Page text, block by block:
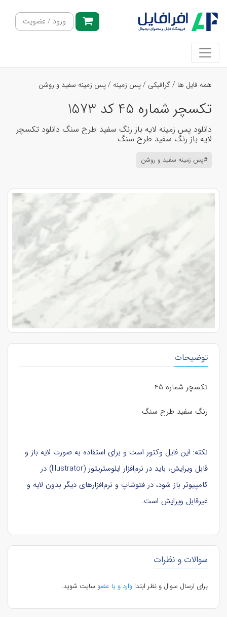
ورود / عضویت
همه فایل ها /گرافیکی /پس زمینه /پس زمینه سفید و روشن
تکسچر شماره 45 کد 1573
دانلود پس زمینه لایه باز رنگ سفید طرح سنگ دانلود تکسچر
لایه باز رنگ سفید طرح سنگ
#پس زمینه سفید و روشن
توضیحات
تکسچر شماره 45
رنگ سفید طرح سنگ
نکته: این فایل وکتور است و برای استفاده به صورت لایه باز و
قابل ویرایش، باید در نرم‌افزار ایلوستریتور (Illustrator) در
کامپیوتر باز شود، در فتوشاپ و نرم‌افزارهای دیگر بدون لایه و
غیرقابل ویرایش است.
سوالات و نظرات
برای ارسال سوال و نظر ابتداوارد و یا عضو سایت شوید.